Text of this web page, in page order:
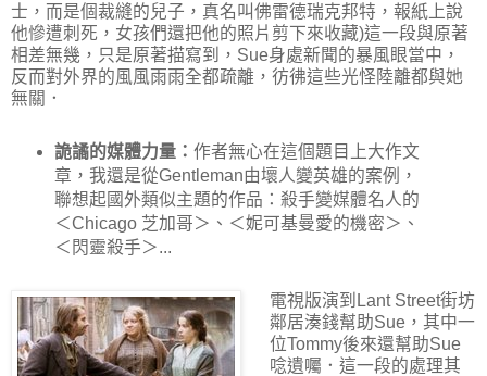
士，而是個裁縫的兒子，真名叫佛雷德瑞克邦特，報紙上說
他慘遭刺死，女孩們還把他的照片剪下來收藏)這一段與原著
相差無幾，只是原著描寫到，Sue身處新聞的暴風眼當中，
反而對外界的風風雨雨全都疏離，彷彿這些光怪陸離都與她
無關．
詭譎的媒體力量： 作者無心在這個題目上大作文
章，我還是從Gentleman由壞人變英雄的案例，
聯想起國外類似主題的作品：殺手變媒體名人的
＜Chicago 芝加哥＞、＜妮可基曼愛的機密＞、
＜閃靈殺手＞...
電視版演到Lant Street街坊
鄰居湊錢幫助Sue，其中一
位Tommy後來還幫助Sue
唸遺囑．這一段的處理其